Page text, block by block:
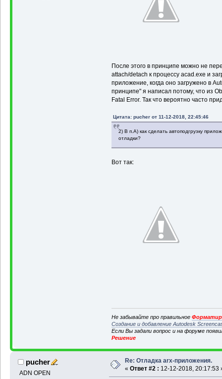
После этого в принципе можно не
attach/detach к процессу acad.exe и
приложение, когда оно загружено в
принципе" я написал потому, что из
Fatal Error. Так что вероятно часто
Цитата: pucher от 11-12-2018, 22:45:46
2) В п.А) как сделать автоподгрузку
отладки?
Вот так:
Не забывайте про правильное
Создание и добавление Autodesk
Если Вы задали вопрос и на форуме
Решение
pucher
ADN OPEN
Re: Отладка arx-приложения.
« Ответ #2 : 12-12-2018, 20:17:53